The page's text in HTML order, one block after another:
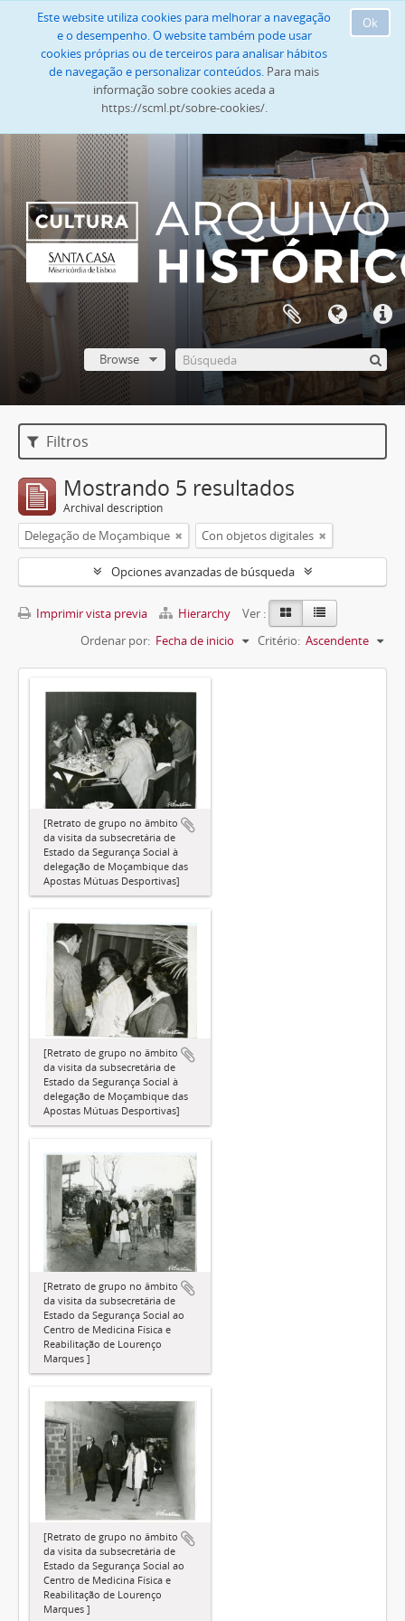
Ok
Este website utiliza cookies para melhorar a navegação
e o desempenho. O website também pode usar
cookies próprias ou de terceiros para analisar hábitos
de navegação e personalizar conteúdos. Para mais
informação sobre cookies aceda a
https://scml.pt/sobre-cookies/.
Browse
Filtros
Mostrando 5 resultados
Archival description
Delegação de Moçambique Con objetos digitales
Opciones avanzadas de búsqueda
Imprimir vista previa Hierarchy
Ver :
Ordenar por: Fecha de inicio Critério: Ascendente
[Retrato de grupo no âmbito
da visita da subsecretária de
Estado da Segurança Social à
delegação de Moçambique das
Apostas Mútuas Desportivas]
[Retrato de grupo no âmbito
da visita da subsecretária de
Estado da Segurança Social à
delegação de Moçambique das
Apostas Mútuas Desportivas]
[Retrato de grupo no âmbito
da visita da subsecretária de
Estado da Segurança Social ao
Centro de Medicina Física e
Reabilitação de Lourenço
Marques ]
[Retrato de grupo no âmbito
da visita da subsecretária de
Estado da Segurança Social ao
Centro de Medicina Física e
Reabilitação de Lourenço
Marques ]